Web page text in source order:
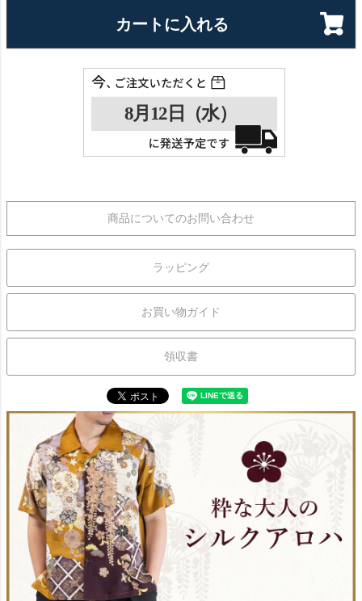
カートに入れる
商品についてのお問い合わせ
ラッピング
お買い物ガイド
領収書